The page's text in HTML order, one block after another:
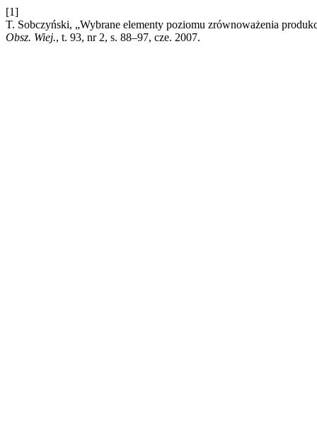
[1]
T. Sobczyński, „Wybrane elementy poziomu zrównoważenia
Obsz. Wiej., t. 93, nr 2, s. 88–97, cze. 2007.